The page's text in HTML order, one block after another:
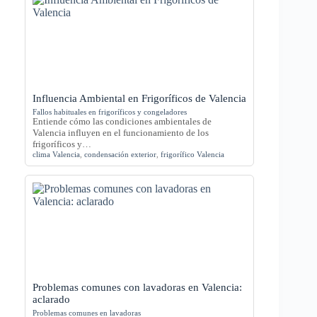
Influencia Ambiental en Frigoríficos de Valencia
Fallos habituales en frigoríficos y congeladores
Entiende cómo las condiciones ambientales de
Valencia influyen en el funcionamiento de los
frigoríficos y…
clima Valencia condensación exterior frigorífico Valencia
Problemas comunes con lavadoras en Valencia:
aclarado
Problemas comunes en lavadoras